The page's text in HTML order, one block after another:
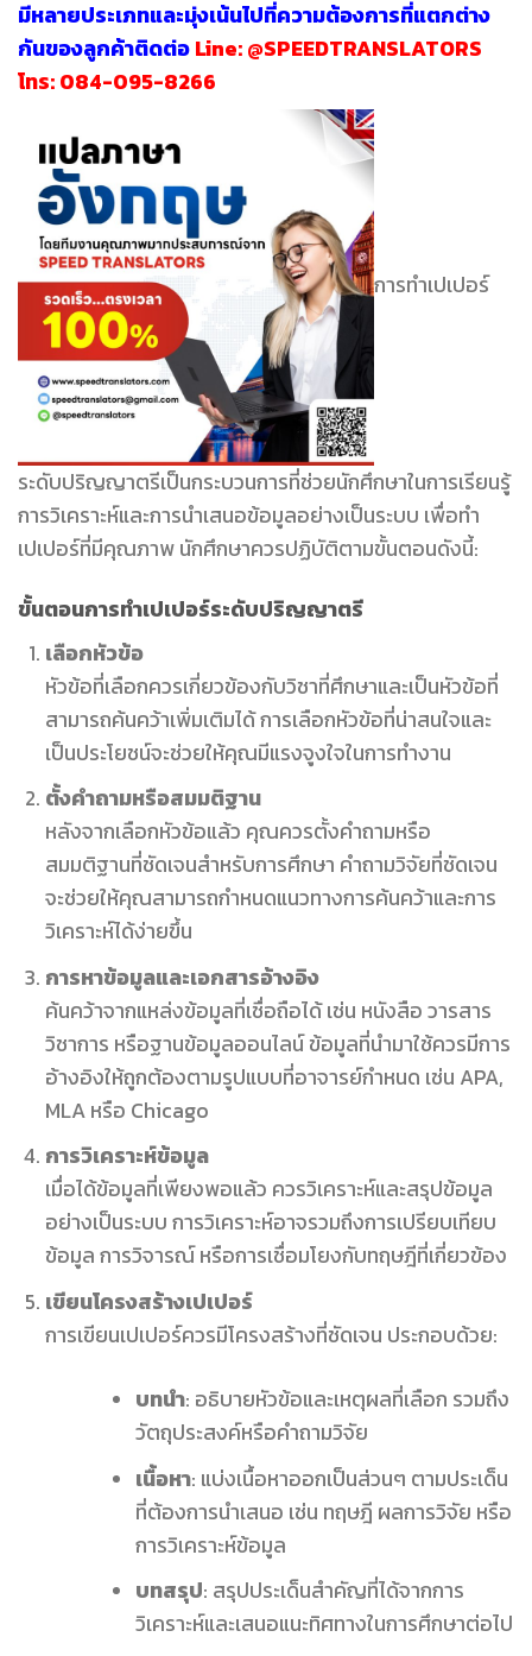
มีหลายประเภทและมุ่งเน้นไปที่ความต้องการที่แตกต่าง
กันของลูกค้าติดต่อLine:@SPEEDTRANSLATORS
โทร:084-095-8266
การทำเปเปอร์
ระดับปริญญาตรีเป็นกระบวนการที่ช่วยนักศึกษาในการเรียนรู้
การวิเคราะห์และการนำเสนอข้อมูลอย่างเป็นระบบ เพื่อทำ
เปเปอร์ที่มีคุณภาพ นักศึกษาควรปฏิบัติตามขั้นตอนดังนี้:
ขั้นตอนการทำเปเปอร์ระดับปริญญาตรี
เลือกหัวข้อ
หัวข้อที่เลือกควรเกี่ยวข้องกับวิชาที่ศึกษาและเป็นหัวข้อที่
สามารถค้นคว้าเพิ่มเติมได้ การเลือกหัวข้อที่น่าสนใจและ
เป็นประโยชน์จะช่วยให้คุณมีแรงจูงใจในการทำงาน
ตั้งคำถามหรือสมมติฐาน
หลังจากเลือกหัวข้อแล้ว คุณควรตั้งคำถามหรือ
สมมติฐานที่ชัดเจนสำหรับการศึกษา คำถามวิจัยที่ชัดเจน
จะช่วยให้คุณสามารถกำหนดแนวทางการค้นคว้าและการ
วิเคราะห์ได้ง่ายขึ้น
การหาข้อมูลและเอกสารอ้างอิง
ค้นคว้าจากแหล่งข้อมูลที่เชื่อถือได้ เช่น หนังสือ วารสาร
วิชาการ หรือฐานข้อมูลออนไลน์ ข้อมูลที่นำมาใช้ควรมีการ
อ้างอิงให้ถูกต้องตามรูปแบบที่อาจารย์กำหนด เช่น APA,
MLA หรือ Chicago
การวิเคราะห์ข้อมูล
เมื่อได้ข้อมูลที่เพียงพอแล้ว ควรวิเคราะห์และสรุปข้อมูล
อย่างเป็นระบบ การวิเคราะห์อาจรวมถึงการเปรียบเทียบ
ข้อมูล การวิจารณ์ หรือการเชื่อมโยงกับทฤษฎีที่เกี่ยวข้อง
เขียนโครงสร้างเปเปอร์
การเขียนเปเปอร์ควรมีโครงสร้างที่ชัดเจน ประกอบด้วย:
บทนำ: อธิบายหัวข้อและเหตุผลที่เลือก รวมถึง
วัตถุประสงค์หรือคำถามวิจัย
เนื้อหา: แบ่งเนื้อหาออกเป็นส่วนๆ ตามประเด็น
ที่ต้องการนำเสนอ เช่น ทฤษฎี ผลการวิจัย หรือ
การวิเคราะห์ข้อมูล
บทสรุป: สรุปประเด็นสำคัญที่ได้จากการ
วิเคราะห์และเสนอแนะทิศทางในการศึกษาต่อไป